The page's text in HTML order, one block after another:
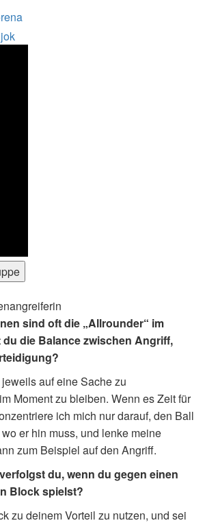
sind oft die „Allrounder“ im
du die Balance zwischen Angriff,
auf eine Sache zu
Moment zu bleiben. Wenn es Zeit für
ich mich nur darauf, den Ball
er hin muss, und lenke meine
zum Beispiel auf den Angriff.
du, wenn du gegen einen
Block spielst?
zu deinem Vorteil zu nutzen, und sei